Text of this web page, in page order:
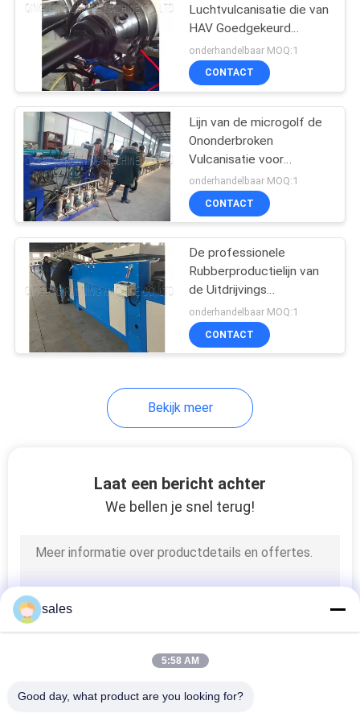
Transportband
Gezamenlijke
Machine
rubbertegel die
Band die Machine
genezen
Luchtvulcanisatie die van
HAV Goedgekeurd
genezen SGS van Tunnel
Volledige Automatische
Ce
onderhandelbaar MOQ:1
CONTACT
Lijn van de microgolf de
Ononderbroken
Vulcanisatie voor
Rubberverbindingen/Buis/
onderhandelbaar MOQ:1
CONTACT
De professionele
Rubberproductielijn van
de Uitdrijvings
Rubberslang met Enig
Extruderhoofd
onderhandelbaar MOQ:1
CONTACT
Bekijk meer
Laat een bericht achter
We bellen je snel terug!
sales
5:58 AM
Good day, what product are you looking for?